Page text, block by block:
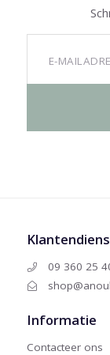
09 360 25
Informatie
Contacteer ons